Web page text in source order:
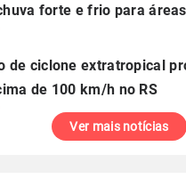
forte e frio para
de ciclone extratropical
de 100 km/h no RS
Ver mais notícias